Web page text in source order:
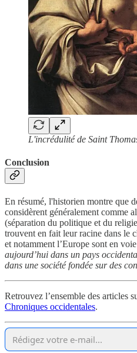
L'incrédulité de Saint
Conclusion
En résumé, l'historien montre que
considèrent généralement comme
(séparation du politique et du
trouvent en fait leur racine dans le
et notamment l’Europe sont en
aujourd’hui dans un pays
dans une société fondée sur des
Retrouvez l’ensemble des articles
Chroniques occidentales.